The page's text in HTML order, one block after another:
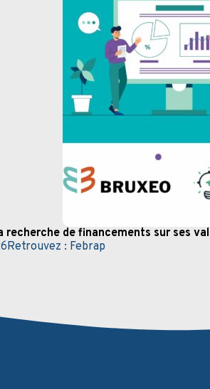
recherche de financements sur ses
Retrouvez : Febrap